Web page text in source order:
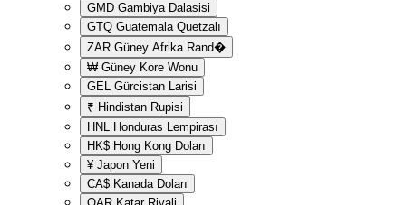
GMD Gambiya Dalasisi
GTQ Guatemala Quetzalı
ZAR Güney Afrika Rand�
₩ Güney Kore Wonu
GEL Gürcistan Larisi
₹ Hindistan Rupisi
HNL Honduras Lempirası
HK$ Hong Kong Doları
¥ Japon Yeni
CA$ Kanada Doları